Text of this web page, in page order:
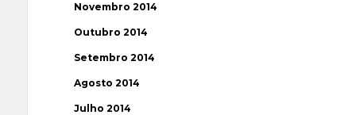
Novembro 2014
Outubro 2014
Setembro 2014
Agosto 2014
Julho 2014